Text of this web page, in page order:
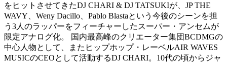
をヒットさせてきたDJ CHARI & DJ TATSUKIが、JP THE
WAVY、Weny Dacillo、Pablo Blastaという今後のシーンを担
う3人のラッパーをフィーチャーしたスーパー・アンセムが
限定アナログ化。 国内最高峰のクリエーター集団BCDMGの
中心人物として、またヒップホップ・レーベルAIR WAVES
MUSICのCEOとして活動するDJ CHARI。10代の頃からジャ